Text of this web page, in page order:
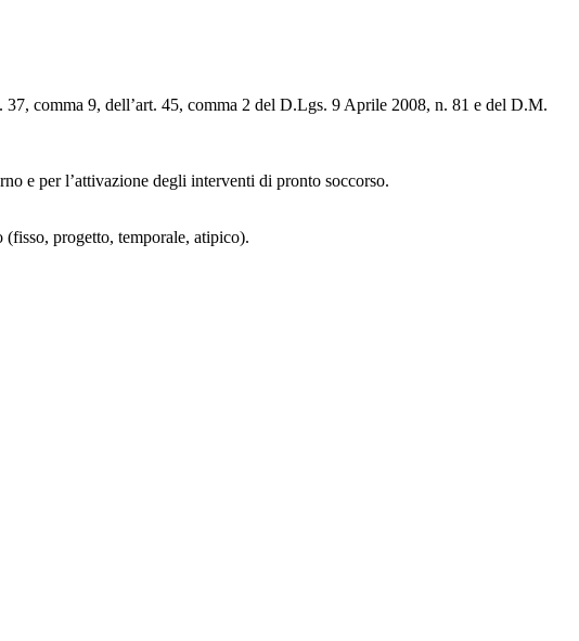
comma 9, dell’art. 45, comma 2 del D.Lgs. 9 Aprile 2008, n. 81 e del D.M.
e per l’attivazione degli interventi di pronto soccorso.
progetto, temporale, atipico).